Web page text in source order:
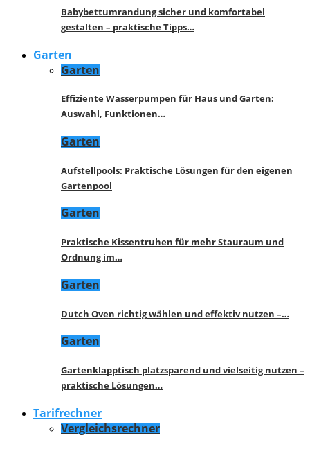
Babybettumrandung sicher und komfortabel
gestalten – praktische Tipps…
Garten
Garten
Effiziente Wasserpumpen für Haus und Garten:
Auswahl, Funktionen…
Garten
Aufstellpools: Praktische Lösungen für den eigenen
Gartenpool
Garten
Praktische Kissentruhen für mehr Stauraum und
Ordnung im…
Garten
Dutch Oven richtig wählen und effektiv nutzen –…
Garten
Gartenklapptisch platzsparend und vielseitig nutzen –
praktische Lösungen…
Tarifrechner
Vergleichsrechner